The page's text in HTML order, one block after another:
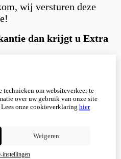
technieken om websiteverkeer te
over uw gebruik van onze site
Lees onze cookieverklaring hier
Weigeren
instellingen
wij versturen deze
dan krijgt u Extra
extraatje
kortingscode:
en alvast een fijne